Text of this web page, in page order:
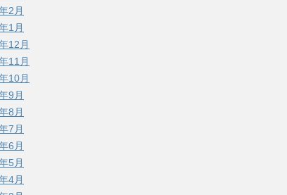
2月
1月
12月
11月
10月
9月
8月
7月
6月
5月
4月